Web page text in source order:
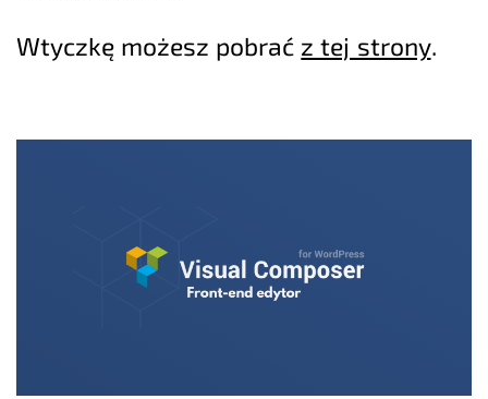
Wtyczkę możesz pobrać z tej strony.